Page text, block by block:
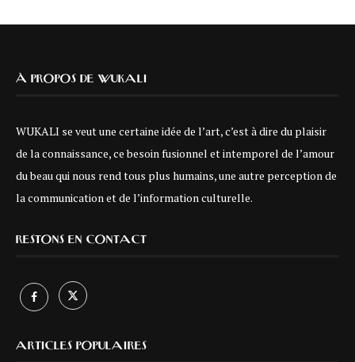
À PROPOS DE WUKALI
WUKALI se veut une certaine idée de l’art, c’est à dire du plaisir
de la connaissance, ce besoin fusionnel et intemporel de l’amour
du beau qui nous rend tous plus humains, une autre perception de
la communication et de l’information culturelle.
RESTONS EN CONTACT
ARTICLES POPULAIRES